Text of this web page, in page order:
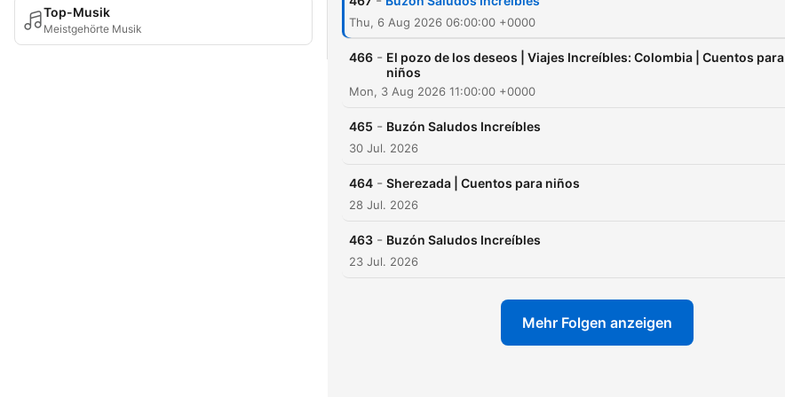
Top-Musik
Meistgehörte Musik Thu, 6 Aug 2026 06:00:00 +0000
466 - El pozo de los deseos | Viajes Increíbles: Colombia | Cuentos para
niños
Mon, 3 Aug 2026 11:00:00 +0000
465 - Buzón Saludos Increíbles
30 Jul. 2026
464 - Sherezada | Cuentos para niños
28 Jul. 2026
463 - Buzón Saludos Increíbles
23 Jul. 2026
Mehr Folgen anzeigen